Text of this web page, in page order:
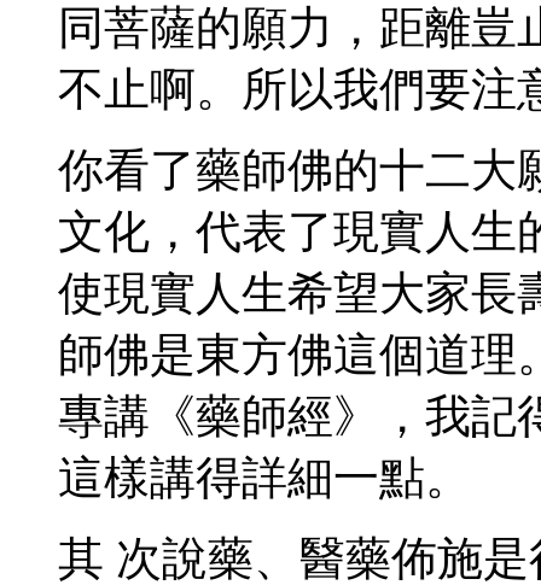
同菩薩的願力，距離
不止啊。所以我們要注
你看了藥師佛的十二大
文化，代表了現實人生
使現實人生希望大家長
師佛是東方佛這個道理
專講《藥師經》，我記
這樣講得詳細一點。
其 次說藥、醫藥佈施